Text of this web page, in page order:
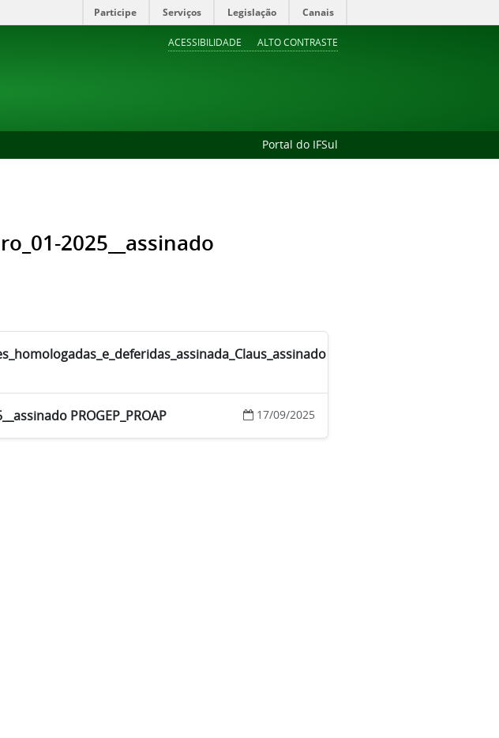
Participe Serviços Legislação Canais
ACESSIBILIDADE ALTO CONTRASTE
Portal do IFSul
2025__assinado
PROGEP_PROAP 17/09/2025